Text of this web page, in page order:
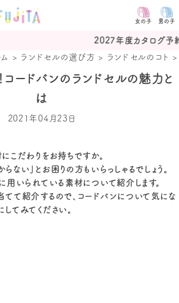
女の子 男の子
2027年度カタログ予約受付中
> ランドセルの選び方 > ランドセルのコト
ードバンのランドセルの魅力と
は
2021年04月23日
こだわりをお持ちですか。
ない」とお困りの方もいらっしゃるでしょう。
用いられている素材について紹介します。
て紹介するので、コードバンについて気にな
てみてください。